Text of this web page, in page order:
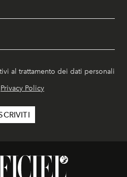
al trattamento dei dati personali
Privacy Policy